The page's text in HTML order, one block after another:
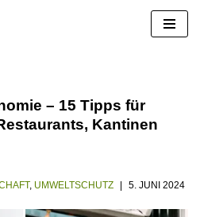
– 15 Tipps für
Kantinen
, UMWELTSCHUTZ 5. JUNI 2024